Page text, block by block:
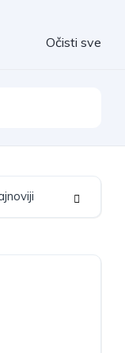
Očisti sve